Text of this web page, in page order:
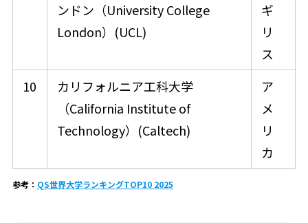
ンドン（University College
London）(UCL)
ギ
リ
ス
10
カリフォルニア工科大学
（California Institute of
Technology）(Caltech)
ア
メ
リ
カ
参考： QS世界大学ランキングTOP10 2025